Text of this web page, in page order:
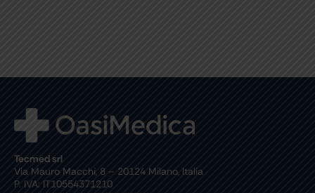
Tecmed srl
Via Mauro Macchi, 8 – 20124 Milano, Italia
P. IVA: IT10554371210